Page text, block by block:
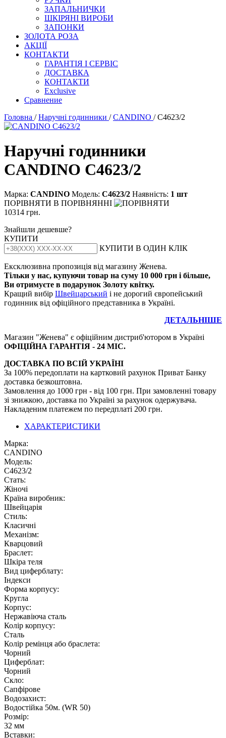
ЗАПАЛЬНИЧКИ
ШКІРЯНІ ВИРОБИ
ЗАПОНКИ
ЗОЛОТА РОЗА
АКЦІЇ
КОНТАКТИ
ГАРАНТІЯ І СЕРВІС
ДОСТАВКА
КОНТАКТИ
Exclusive
Сравнение
Головна /Наручні годинники /CANDINO / C4623/2
Наручні годинники
CANDINO C4623/2
Марка: CANDINO Модель: С4623/2 Наявність: 1 шт
ПОРІВНЯТИ В ПОРІВНЯННІ
10314 грн.
Знайшли дешевше?
КУПИТИ
КУПИТИ В ОДИН КЛІК
Ексклюзивна пропозиція від магазину Женева.
Тільки у нас, купуючи товар на суму 10 000 грн і більше,
Ви отримуєте в подарунок Золоту квітку.
Кращий вибір Швейцарський і не дорогий європейський
годинник від офіційного представника в Україні.
ДЕТАЛЬНІШЕ
Магазин "Женева" є офіційним дистриб'ютором в Україні
ОФІЦІЙНА ГАРАНТІЯ - 24 МІС.
ДОСТАВКА ПО ВСІЙ УКРАЇНІ
За 100% передоплати на картковий рахунок Приват Банку
доставка безкоштовна.
Замовлення до 1000 грн - від 100 грн. При замовленні товару
зі знижкою, доставка по Україні за рахунок одержувача.
Накладеним платежем по передплаті 200 грн.
ХАРАКТЕРИСТИКИ
Марка:
CANDINO
Модель:
С4623/2
Стать:
Жіночі
Країна виробник:
Швейцарія
Стиль:
Класичні
Механізм:
Кварцовий
Браслет:
Шкіра теля
Вид циферблату:
Індекси
Форма корпусу:
Кругла
Корпус:
Нержавіюча сталь
Колір корпусу:
Сталь
Колір ремінця або браслета:
Чорний
Циферблат:
Чорний
Скло:
Сапфірове
Водозахист:
Водостійка 50м. (WR 50)
Розмір:
32 мм
Вставки: